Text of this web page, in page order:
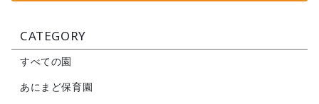
CATEGORY
すべての園
あにまど保育園